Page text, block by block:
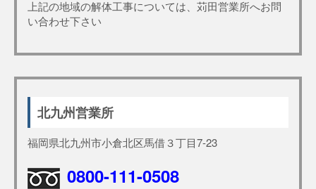
上記の地域の解体工事については、苅田営業所へお問
い合わせ下さい
北九州営業所
福岡県北九州市小倉北区馬借３丁目7-23
0800-111-0508